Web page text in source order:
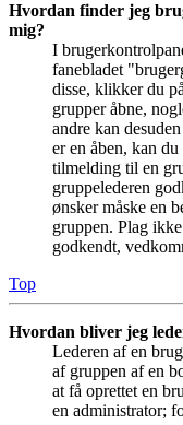
Hvordan finder jeg
mig?
I
fanebladet
disse, klikker du
grupper åbne,
andre kan
er en åben, kan
tilmelding til en
gruppelederen
ønsker måske en
gruppen. Plag
godkendt,
Top
Hvordan bliver jeg
Lederen af en
af gruppen af en
at få oprettet en
en administrator;